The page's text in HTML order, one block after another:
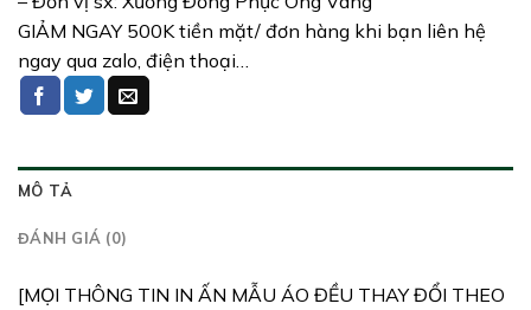
GIẢM NGAY 500K tiền mặt/ đơn hàng khi bạn liên hệ
ngay qua zalo, điện thoại…
MÔ TẢ
ĐÁNH GIÁ (0)
[MỌI THÔNG TIN IN ẤN MẪU ÁO ĐỀU THAY ĐỔI THEO